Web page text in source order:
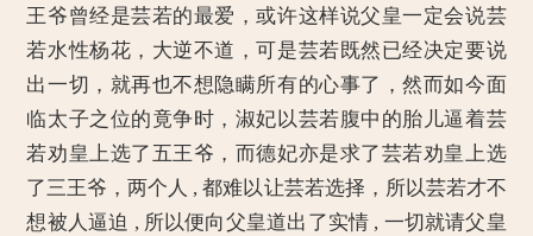
王爷曾经是芸若的最爱，或许这样说父皇一定会说芸
若水性杨花，大逆不道，可是芸若既然已经决定要说
出一切，就再也不想隐瞒所有的心事了，然而如今面
临太子之位的竟争时，淑妃以芸若腹中的胎儿逼着芸
若劝皇上选了五王爷，而德妃亦是求了芸若劝皇上选
了三王爷，两个人 , 都难以让芸若选择，所以芸若才不
想被人逼迫 , 所以便向父皇道出了实情 , 一切就请父皇